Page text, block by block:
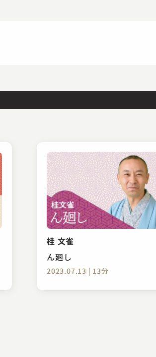
桂 文雀
ん廻し
2023.07.13 | 13分